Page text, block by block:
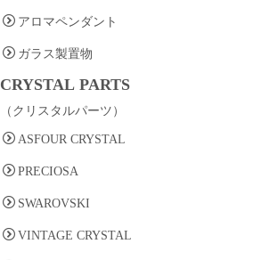
アロマペンダント
ガラス製置物
CRYSTAL PARTS
（クリスタルパーツ）
ASFOUR CRYSTAL
PRECIOSA
SWAROVSKI
VINTAGE CRYSTAL